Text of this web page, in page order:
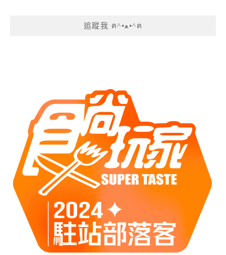
追蹤我 ฅ^•ﻌ•^ฅ